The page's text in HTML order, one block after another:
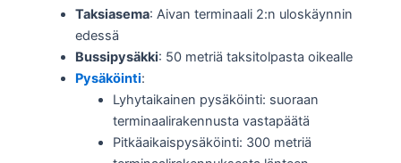
Taksiasema: Aivan terminaali 2:n uloskäynnin
edessä
Bussipysäkki: 50 metriä taksitolpasta oikealle
Pysäköinti:
Lyhytaikainen pysäköinti: suoraan
terminaalirakennusta vastapäätä
Pitkäaikaispysäköinti: 300 metriä